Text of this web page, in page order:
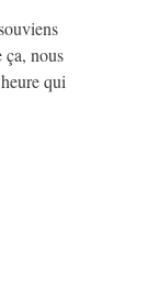
ça, nous
qui